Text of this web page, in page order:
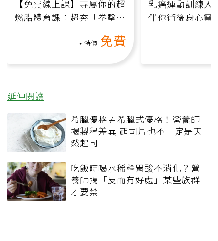
【免費線上課】專屬你的超
燃脂體育課：超夯「拳擊有
特價 免費
乳癌運動訓練入
伴你術後身心靈
延伸閱讀
希臘優格≠希臘式優格！營養師
揭製程差異 起司片也不一定是天
然起司
吃飯時喝水稀釋胃酸不消化？營
養師揭「反而有好處」某些族群
才要禁